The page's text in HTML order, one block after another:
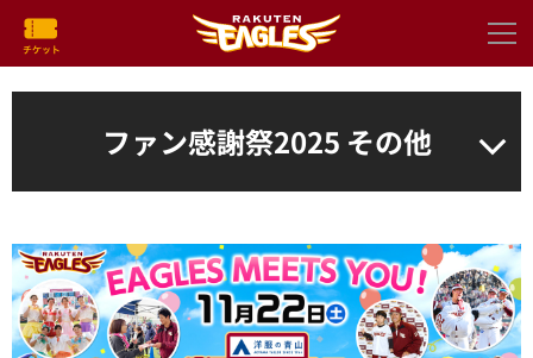
ファン感謝祭2025 その他